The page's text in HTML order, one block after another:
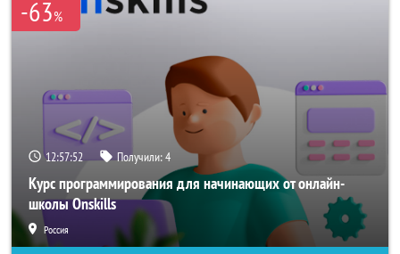
-63%
12:57:51 Получили:4
Курс программирования для начинающих от онлайн-
школы Onskills
Россия